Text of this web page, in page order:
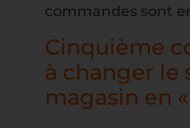
commandes sont
Cinquième
à changer le
magasin en